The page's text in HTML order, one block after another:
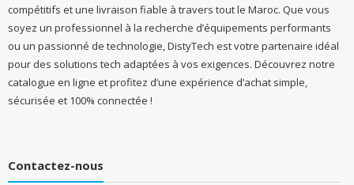
compétitifs et une livraison fiable à travers tout le Maroc. Que vous
soyez un professionnel à la recherche d’équipements performants
ou un passionné de technologie, DistyTech est votre partenaire idéal
pour des solutions tech adaptées à vos exigences. Découvrez notre
catalogue en ligne et profitez d’une expérience d’achat simple,
sécurisée et 100% connectée !
Contactez-nous